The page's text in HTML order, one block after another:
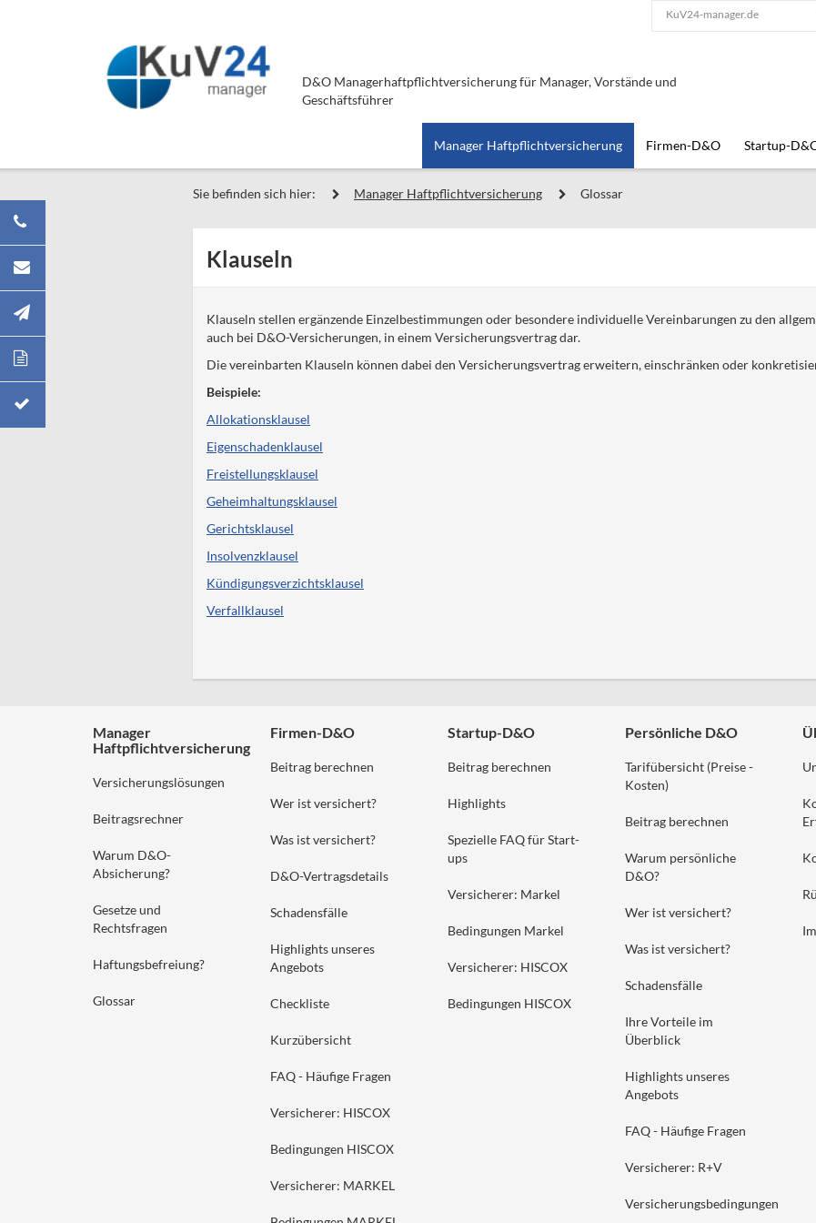
D&O Managerhaftpflichtversicherung für Manager, Vorstände und
Geschäftsführer
KuV24-manager.de
Manager Haftpflichtversicherung Firmen-D&O Startup-
Sie befinden sich hier: Manager Haftpflichtversicherung Glossar
Klauseln
Klauseln stellen ergänzende Einzelbestimmungen oder besondere individuelle Vereinbarungen zu den
auch bei D&O-Versicherungen, in einem Versicherungsvertrag dar.
Die vereinbarten Klauseln können dabei den Versicherungsvertrag erweitern, einschränken oder
Beispiele:
Allokationsklausel
Eigenschadenklausel
Freistellungsklausel
Geheimhaltungsklausel
Gerichtsklausel
Insolvenzklausel
Kündigungsverzichtsklausel
Verfallklausel
Manager
Haftpflichtversicherung
Versicherungslösungen
Beitragsrechner
Warum D&O-
Absicherung?
Gesetze und
Rechtsfragen
Haftungsbefreiung?
Glossar
Firmen-D&O
Beitrag berechnen
Wer ist versichert?
Was ist versichert?
D&O-Vertragsdetails
Schadensfälle
Highlights unseres
Angebots
Checkliste
Kurzübersicht
FAQ - Häufige Fragen
Versicherer: HISCOX
Bedingungen HISCOX
Versicherer: MARKEL
Startup-D&O
Beitrag berechnen
Highlights
Spezielle FAQ für Start-
ups
Versicherer: Markel
Bedingungen Markel
Versicherer: HISCOX
Bedingungen HISCOX
Persönliche D&O
Tarifübersicht (Preise -
Kosten)
Beitrag berechnen
Warum persönliche
D&O?
Wer ist versichert?
Was ist versichert?
Schadensfälle
Ihre Vorteile im
Überblick
Highlights unseres
Angebots
FAQ - Häufige Fragen
Versicherer: R+V
Versicherungsbedingungen